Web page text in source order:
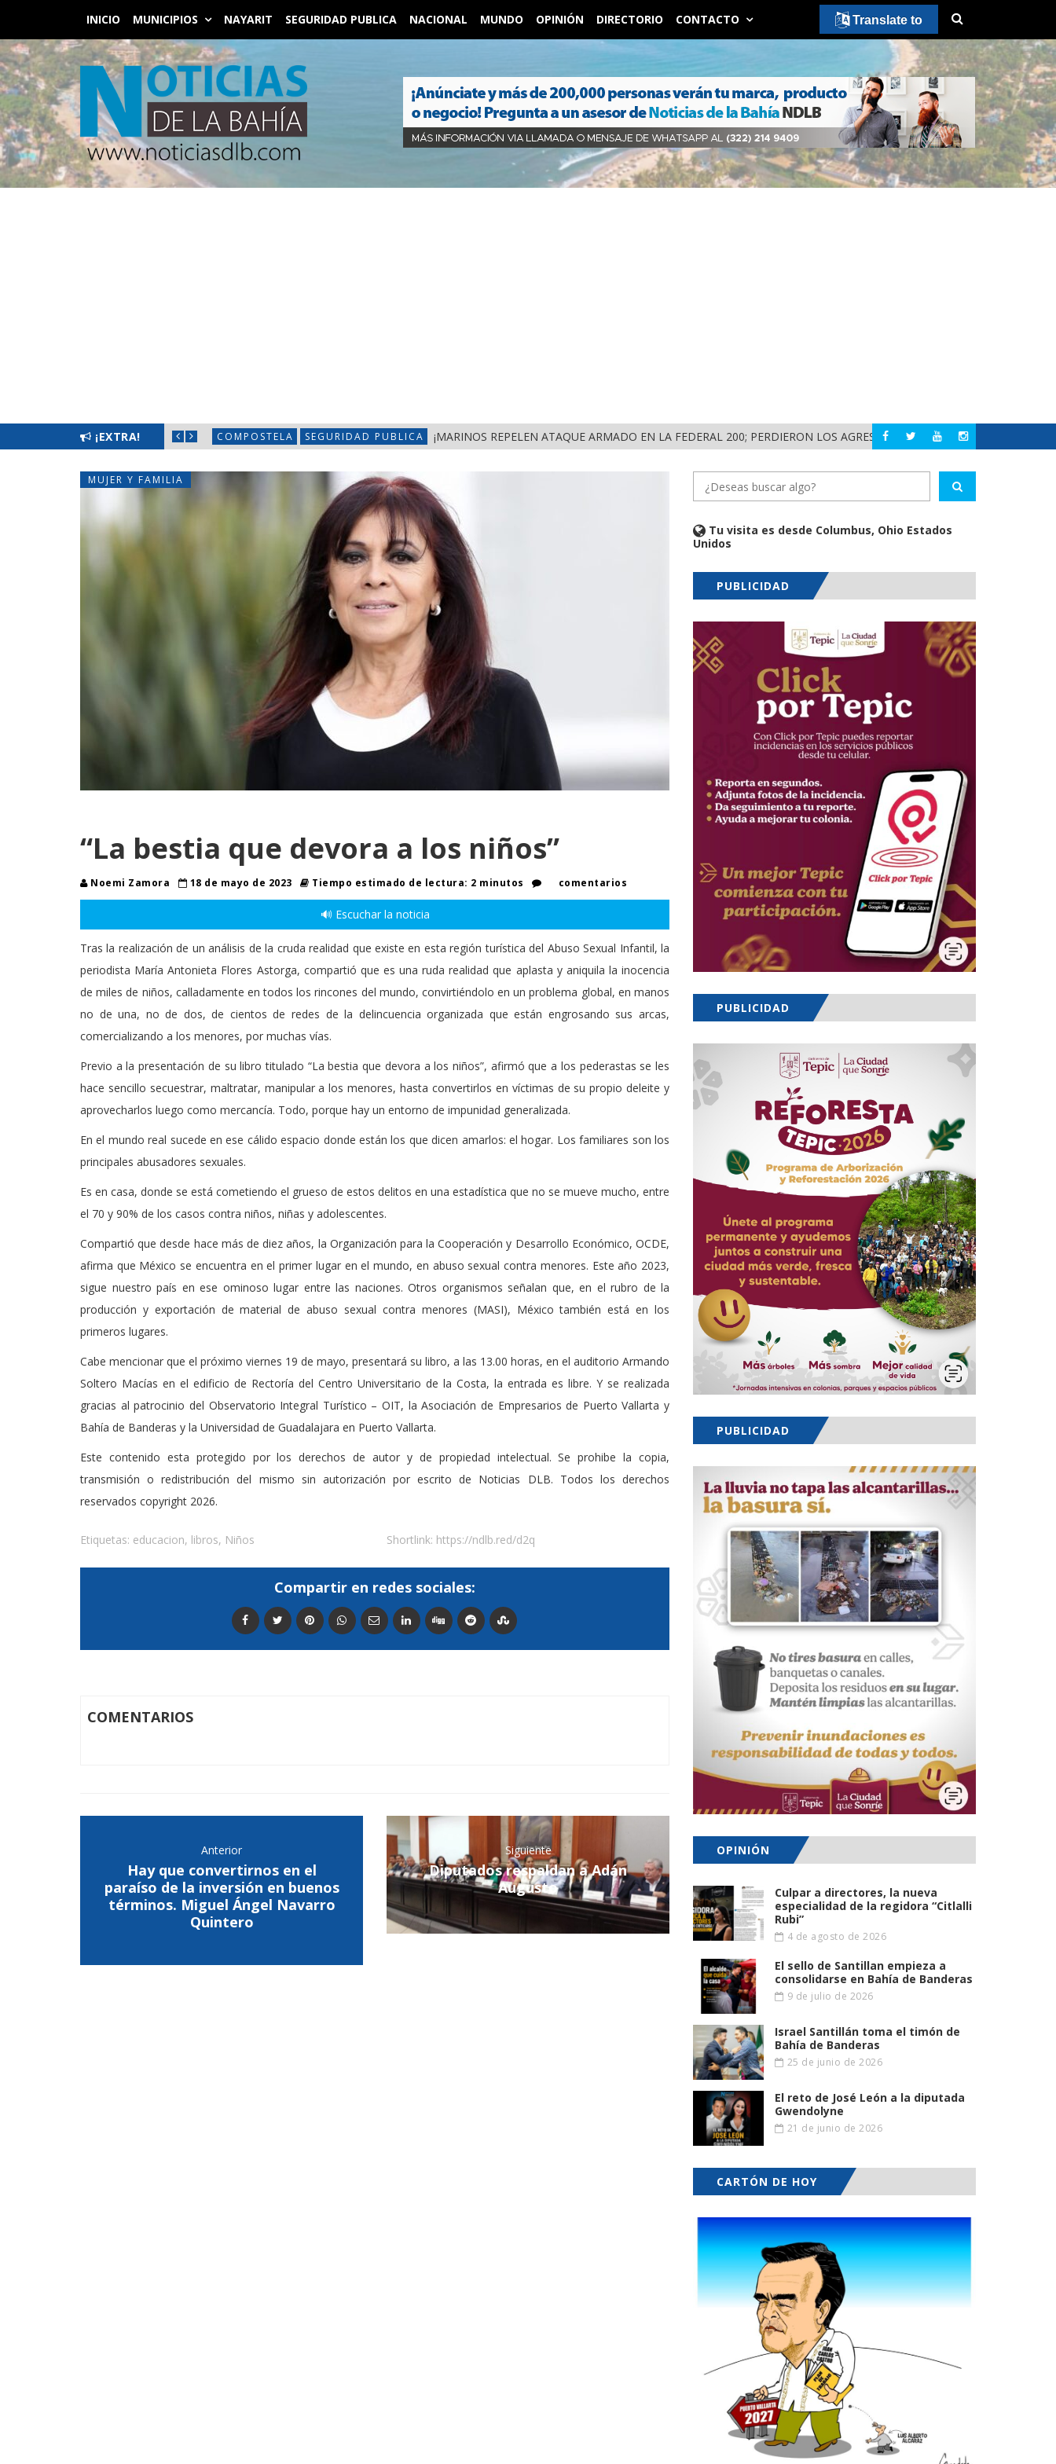
INICIO MUNICIPIOS NAYARIT SEGURIDAD PUBLICA NACIONAL MUNDO OPINIÓN DIRECTORIO CONTACTO
¡EXTRA!
JORNADA «HECHOS PARA ESCUCHARTE» COMPOSTELA SEGURIDAD PUBLICA ¡MARINOS REPELEN ATAQUE ARMADO EN LA FEDERAL 200; PERDIERON LOS AGRESORES! NAYARIT ¡HISTÓRICO! LOS
MUJER Y FAMILIA
“La bestia que devora a los niños”
Noemi Zamora 18 de mayo de 2023 Tiempo estimado de lectura: 2 minutos comentarios
🔊 Escuchar la noticia
Tras la realización de un análisis de la cruda realidad que existe en esta región turística del Abuso Sexual Infantil, la
periodista María Antonieta Flores Astorga, compartió que es una ruda realidad que aplasta y aniquila la inocencia
de miles de niños, calladamente en todos los rincones del mundo, convirtiéndolo en un problema global, en manos
no de una, no de dos, de cientos de redes de la delincuencia organizada que están engrosando sus arcas,
comercializando a los menores, por muchas vías.
Previo a la presentación de su libro titulado “La bestia que devora a los niños”, afirmó que a los pederastas se les
hace sencillo secuestrar, maltratar, manipular a los menores, hasta convertirlos en víctimas de su propio deleite y
aprovecharlos luego como mercancía. Todo, porque hay un entorno de impunidad generalizada.
En el mundo real sucede en ese cálido espacio donde están los que dicen amarlos: el hogar. Los familiares son los
principales abusadores sexuales.
Es en casa, donde se está cometiendo el grueso de estos delitos en una estadística que no se mueve mucho, entre
el 70 y 90% de los casos contra niños, niñas y adolescentes.
Compartió que desde hace más de diez años, la Organización para la Cooperación y Desarrollo Económico, OCDE,
afirma que México se encuentra en el primer lugar en el mundo, en abuso sexual contra menores. Este año 2023,
sigue nuestro país en ese ominoso lugar entre las naciones. Otros organismos señalan que, en el rubro de la
producción y exportación de material de abuso sexual contra menores (MASI), México también está en los
primeros lugares.
Cabe mencionar que el próximo viernes 19 de mayo, presentará su libro, a las 13.00 horas, en el auditorio Armando
Soltero Macías en el edificio de Rectoría del Centro Universitario de la Costa, la entrada es libre. Y se realizada
gracias al patrocinio del Observatorio Integral Turístico – OIT, la Asociación de Empresarios de Puerto Vallarta y
Bahía de Banderas y la Universidad de Guadalajara en Puerto Vallarta.
Este contenido esta protegido por los derechos de autor y de propiedad intelectual. Se prohibe la copia,
transmisión o redistribución del mismo sin autorización por escrito de Noticias DLB. Todos los derechos
reservados copyright 2026.
Etiquetas: educacion, libros, Niños Shortlink: https://ndlb.red/d2q
Compartir en redes sociales:
COMENTARIOS
Anterior
Hay que convertirnos en el
paraíso de la inversión en buenos
términos. Miguel Ángel Navarro
Quintero
Siguiente
Diputados respaldan a Adán
Augusto
Tu visita es desde Columbus, Ohio Estados
Unidos
PUBLICIDAD
PUBLICIDAD
PUBLICIDAD
OPINIÓN
Culpar a directores, la nueva
especialidad de la regidora “Citlalli
Rubi”
4 de agosto de 2026
El sello de Santillan empieza a
consolidarse en Bahía de Banderas
9 de julio de 2026
Israel Santillán toma el timón de
Bahía de Banderas
25 de junio de 2026
El reto de José León a la diputada
Gwendolyne
21 de junio de 2026
CARTÓN DE HOY
Translate to